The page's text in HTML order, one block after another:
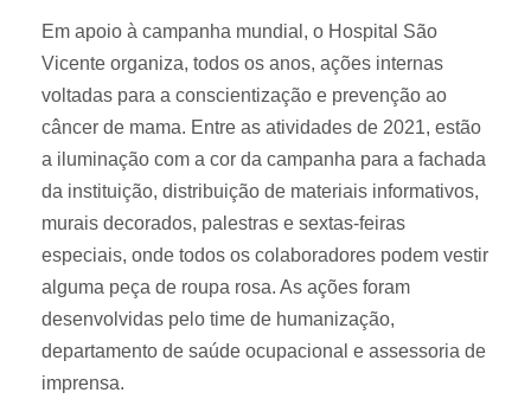
Em apoio à campanha mundial, o Hospital São
Vicente organiza, todos os anos, ações internas
voltadas para a conscientização e prevenção ao
câncer de mama. Entre as atividades de 2021, estão
a iluminação com a cor da campanha para a fachada
da instituição, distribuição de materiais informativos,
murais decorados, palestras e sextas-feiras
especiais, onde todos os colaboradores podem vestir
alguma peça de roupa rosa. As ações foram
desenvolvidas pelo time de humanização,
departamento de saúde ocupacional e assessoria de
imprensa.